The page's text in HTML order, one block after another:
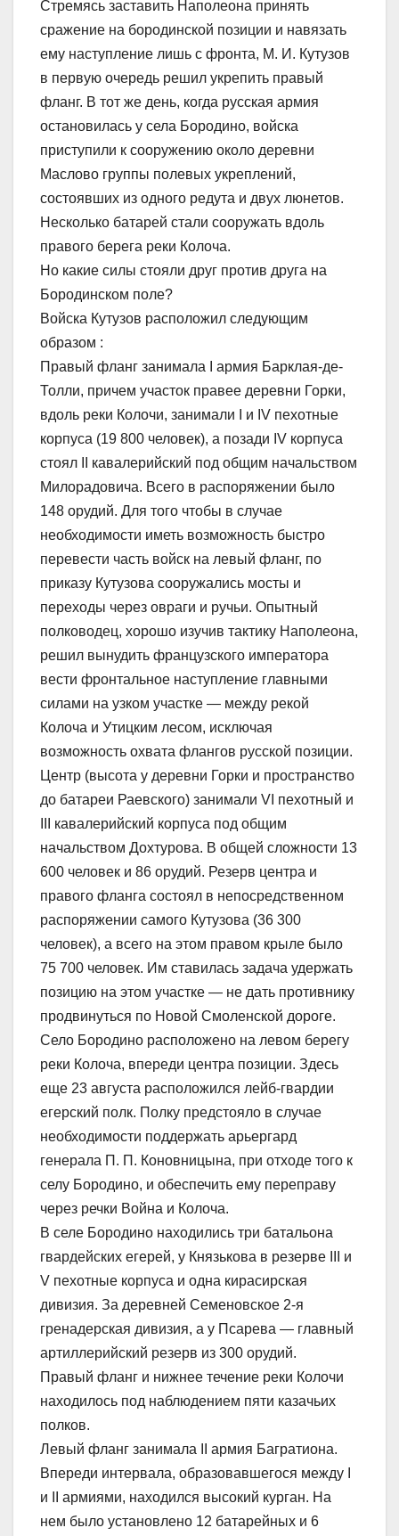
Стремясь заставить Наполеона принять
сражение на бородинской позиции и навязать
ему наступление лишь с фронта, М. И. Кутузов
в первую очередь решил укрепить правый
фланг. В тот же день, когда русская армия
остановилась у села Бородино, войска
приступили к сооружению около деревни
Маслово группы полевых укреплений,
состоявших из одного редута и двух люнетов.
Несколько батарей стали сооружать вдоль
правого берега реки Колоча.
Но какие силы стояли друг против друга на
Бородинском поле?
Войска Кутузов расположил следующим
образом :
Правый фланг занимала I армия Барклая-де-
Толли, причем участок правее деревни Горки,
вдоль реки Колочи, занимали I и IV пехотные
корпуса (19 800 человек), а позади IV корпуса
стоял II кавалерийский под общим начальством
Милорадовича. Всего в распоряжении было
148 орудий. Для того чтобы в случае
необходимости иметь возможность быстро
перевести часть войск на левый фланг, по
приказу Кутузова сооружались мосты и
переходы через овраги и ручьи. Опытный
полководец, хорошо изучив тактику Наполеона,
решил вынудить французского императора
вести фронтальное наступление главными
силами на узком участке — между рекой
Колоча и Утицким лесом, исключая
возможность охвата флангов русской позиции.
Центр (высота у деревни Горки и пространство
до батареи Раевского) занимали VI пехотный и
III кавалерийский корпуса под общим
начальством Дохтурова. В общей сложности 13
600 человек и 86 орудий. Резерв центра и
правого фланга состоял в непосредственном
распоряжении самого Кутузова (36 300
человек), а всего на этом правом крыле было
75 700 человек. Им ставилась задача удержать
позицию на этом участке — не дать противнику
продвинуться по Новой Смоленской дороге.
Село Бородино расположено на левом берегу
реки Колоча, впереди центра позиции. Здесь
еще 23 августа расположился лейб-гвардии
егерский полк. Полку предстояло в случае
необходимости поддержать арьергард
генерала П. П. Коновницына, при отходе того к
селу Бородино, и обеспечить ему переправу
через речки Война и Колоча.
В селе Бородино находились три батальона
гвардейских егерей, у Князькова в резерве III и
V пехотные корпуса и одна кирасирская
дивизия. За деревней Семеновское 2-я
гренадерская дивизия, а у Псарева — главный
артиллерийский резерв из 300 орудий.
Правый фланг и нижнее течение реки Колочи
находилось под наблюдением пяти казачьих
полков.
Левый фланг занимала II армия Багратиона.
Впереди интервала, образовавшегося между I
и II армиями, находился высокий курган. На
нем было установлено 12 батарейных и 6